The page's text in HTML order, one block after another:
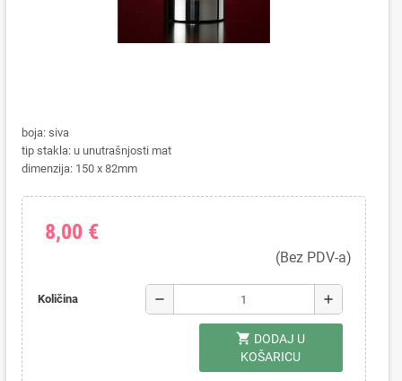
boja: siva
tip stakla: u unutrašnjosti mat
dimenzija: 150 x 82mm
8,00 €
(Bez PDV-a)
Količina remove add
shopping_cart DODAJ U
KOŠARICU